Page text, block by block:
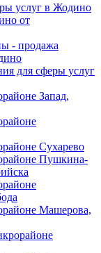
услуг в Жодино
от
- продажа
для сферы услуг
Запад,
Сухарево
Пушкина-
Машерова,